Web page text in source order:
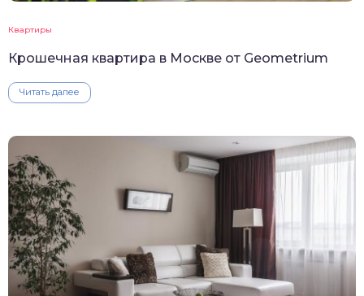
Квартиры
Крошечная квартира в Москве от Geometrium
Читать далее